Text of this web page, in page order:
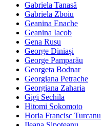
Gabriela Tanasă
Gabriela Zboiu
Geanina Enache
Geanina Iacob
Gena Rusu
George Diniași
George Pamparău
Georgeta Bodnar
Georgiana Petrache
Georgiana Zaharia
Gigi Sechila
Hitomi Sokomoto
Horia Francisc Turcanu